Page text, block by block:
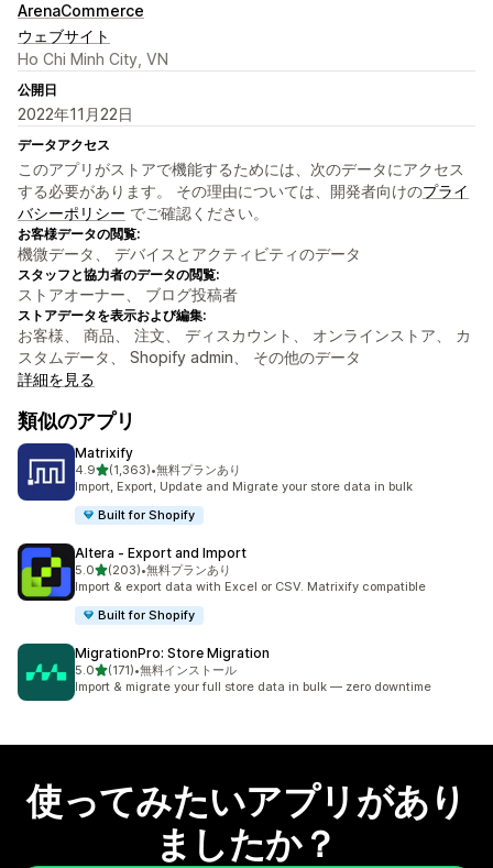
ArenaCommerce
ウェブサイト
Ho Chi Minh City, VN
公開日
2022年11月22日
データアクセス
このアプリがストアで機能するためには、次のデータにアクセス
する必要があります。 その理由については、開発者向けのプライ
バシーポリシー でご確認ください。
お客様データの閲覧:
機微データ、 デバイスとアクティビティのデータ
スタッフと協力者のデータの閲覧:
ストアオーナー、 ブログ投稿者
ストアデータを表示および編集:
お客様、 商品、 注文、 ディスカウント、 オンラインストア、 カ
スタムデータ、 Shopify admin、 その他のデータ
詳細を見る
類似のアプリ
Matrixify
4.95つ星中
(1,363)
合計レビュー数：1363件
•無料プランあり
Import, Export, Update and Migrate your store data in bulk
Built for Shopify
Altera ‑ Export and Import
5.05つ星中
(203)
合計レビュー数：203件
•無料プランあり
Import & export data with Excel or CSV. Matrixify compatible
Built for Shopify
MigrationPro: Store Migration
5.05つ星中
(171)
合計レビュー数：171件
•無料インストール
Import & migrate your full store data in bulk — zero downtime
使ってみたいアプリがあり
ましたか？